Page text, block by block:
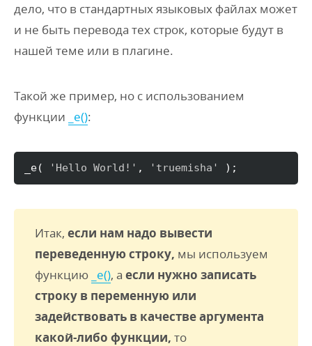
дело, что в стандартных языковых файлах может
и не быть перевода тех строк, которые будут в
нашей теме или в плагине.
Такой же пример, но с использованием
функции
_e():
_e( 'Hello World!' , 'truemisha' ) ;
Итак, если нам надо вывести
переведенную строку, мы используем
функцию _e(), а если нужно записать
строку в переменную или
задействовать в качестве аргумента
какой-либо функции, то